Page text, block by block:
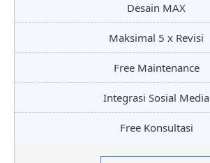
Desain MAX
Maksimal 5 x Revisi
Free Maintenance
Integrasi Sosial Media
Free Konsultasi